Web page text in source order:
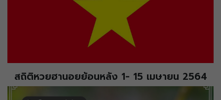
สถิติหวยฮานอยย้อนหลัง 1- 15 เมษายน 2564